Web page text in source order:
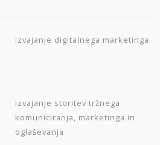
izvajanje digitalnega marketinga
izvajanje storitev tržnega
komuniciranja, marketinga in
oglaševanja